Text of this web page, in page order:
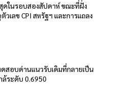
ในรอบสองสัปดาห์ ขณะที่ฝั่ง
เลข CPI สหรัฐฯ และการแถลง
สอบด่านแนวรับเดิมที่กลายเป็น
ล้ระดับ 0.6950